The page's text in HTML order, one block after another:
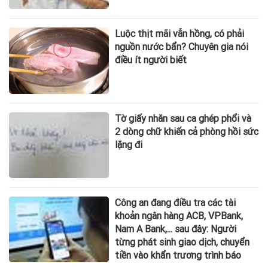
Luộc thịt mãi vẫn hồng, có phải
nguồn nước bẩn? Chuyên gia nói
điều ít người biết
Tờ giấy nhăn sau ca ghép phổi và
2 dòng chữ khiến cả phòng hồi sức
lặng đi
Công an đang điều tra các tài
khoản ngân hàng ACB, VPBank,
Nam A Bank,... sau đây: Người
từng phát sinh giao dịch, chuyển
tiền vào khẩn trương trình báo